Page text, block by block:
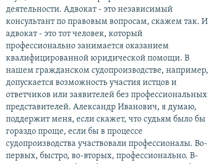
деятельности. Адвокат - это независимый
консультант по правовым вопросам, скажем так. И
адвокат - это тот человек, который
профессионально занимается оказанием
квалифицированной юридической помощи. В
нашем гражданском судопроизводстве, например,
допускается возможность участия истцов и
ответчиков или заявителей без профессиональных
представителей. Александр Иванович, я думаю,
поддержит меня, если скажет, что судьям было бы
гораздо проще, если бы в процессе
судопроизводства участвовали профессионалы. Во-
первых, быстро, во-вторых, профессионально. В-